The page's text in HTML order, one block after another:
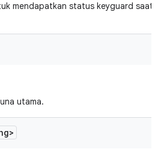
mendapatkan status keyguard saat
utama.